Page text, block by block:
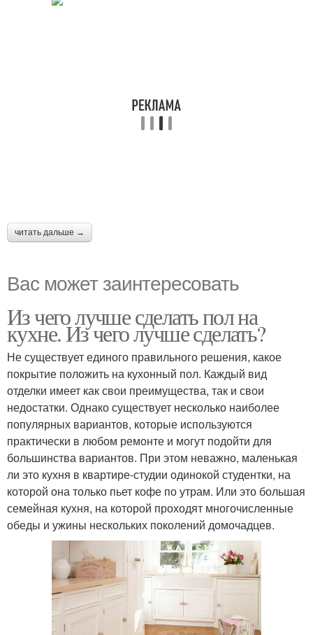
читать дальше →
Вас может заинтересовать
Из чего лучше сделать пол на
кухне. Из чего лучше сделать?
Не существует единого правильного решения, какое
покрытие положить на кухонный пол. Каждый вид
отделки имеет как свои преимущества, так и свои
недостатки. Однако существует несколько наиболее
популярных вариантов, которые используются
практически в любом ремонте и могут подойти для
большинства вариантов. При этом неважно, маленькая
ли это кухня в квартире-студии одинокой студентки, на
которой она только пьет кофе по утрам. Или это большая
семейная кухня, на которой проходят многочисленные
обеды и ужины нескольких поколений домочадцев.